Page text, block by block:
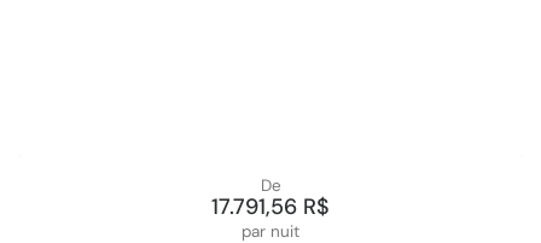
De
17.791,56 R$
par nuit